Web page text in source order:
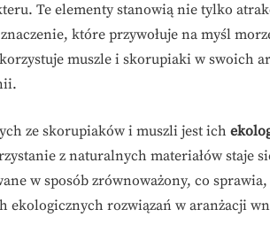
Te elementy stanowią nie tylko
które przywołuje na myśl
muszle i skorupiaki w swoich
ze skorupiaków i muszli jest ich
z naturalnych materiałów staje
w sposób zrównoważony, co sprawia,
ekologicznych rozwiązań w aranżacji